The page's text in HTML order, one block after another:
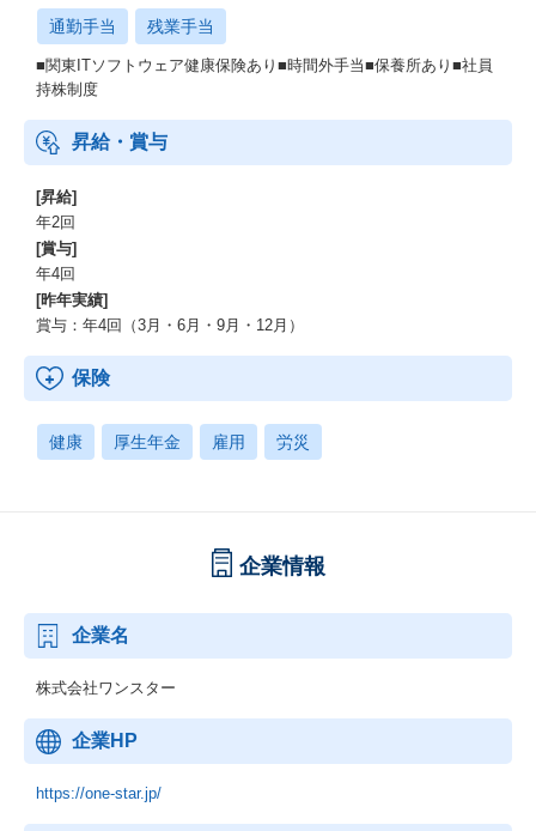
通勤手当 残業手当
■関東ITソフトウェア健康保険あり■時間外手当■保養所あり■社員
持株制度
昇給・賞与
[昇給]
年2回
[賞与]
年4回
[昨年実績]
賞与：年4回（3月・6月・9月・12月）
保険
健康 厚生年金 雇用 労災
企業情報
企業名
株式会社ワンスター
企業HP
https://one-star.jp/